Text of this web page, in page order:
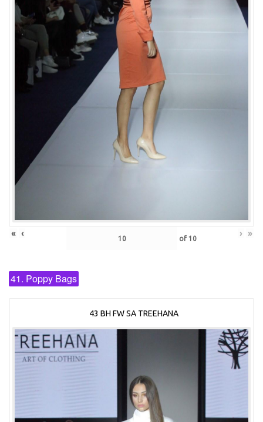
« ‹ of 10 › »
41. Poppy Bags
43 BH FW SA TREEHANA